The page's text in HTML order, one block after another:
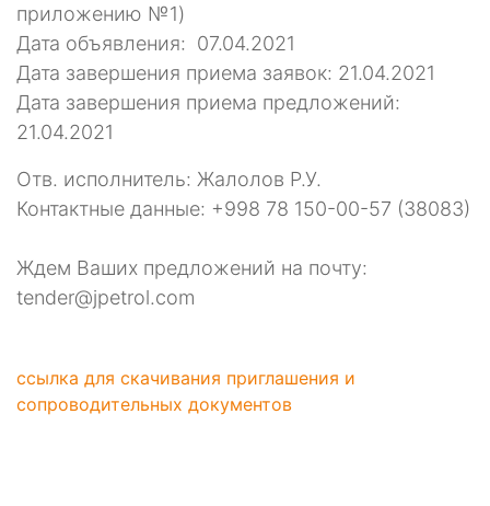
приложению №1)
Дата объявления: 07.04.2021
Дата завершения приема заявок: 21.04.2021
Дата завершения приема предложений:
21.04.2021
Отв. исполнитель: Жалолов Р.У.
Контактные данные: +998 78 150-00-57 (38083)
Ждем Ваших предложений на почту:
tender@jpetrol.com
ссылка для скачивания приглашения и
сопроводительных документов